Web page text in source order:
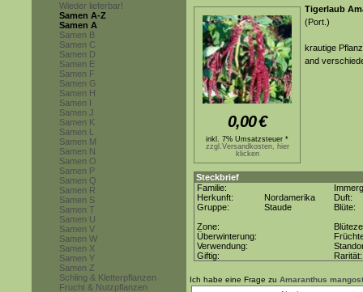
Wieder lieferbar!
Samen A-Z
Samen A
Samen B
Samen C
Samen D
Samen E
Samen F
Samen G
Samen H
Samen I
Samen J
Samen K
Samen L
Samen M
Samen N
Samen O
Samen P
Samen Q
Samen R
Samen S
Samen T
Samen U
Samen V
Samen W
Samen X
Samen Y
Samen Z
Schling & Kletterpflanzen
Frucht & Nutzpflanzen
0,00€
inkl. 7% Umsatzsteuer *
zzgl.Versandkosten, hier
klicken
Tigerlaub
(Port.)
krautige
and
Steckbrief
Familie:
Herkunft:
Nordamerika
Duft:
Gruppe:
Staude
Blüte:
Zone:
Überwinterung:
Verwendung:
Giftig:
Ich habe eine Frage zu Amaranthus